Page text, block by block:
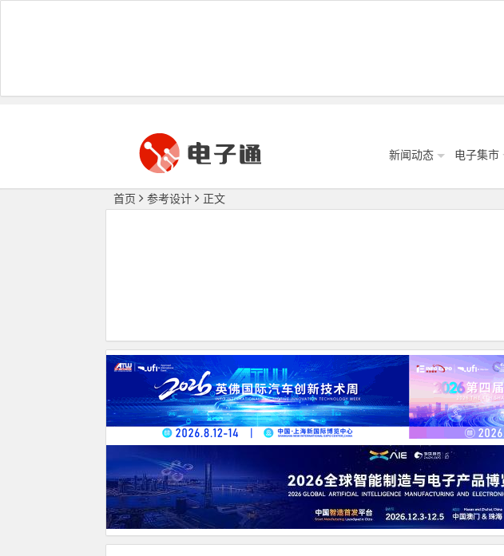
新闻动态 电子集市
首页 参考设计 正文